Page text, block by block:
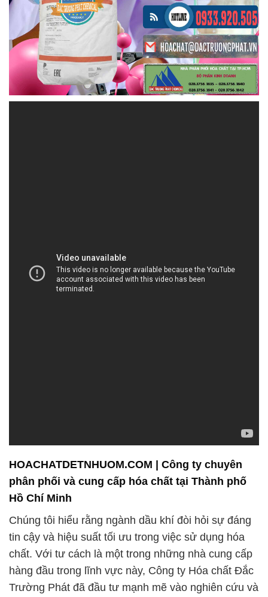
HOACHATDETNHUOM.COM | Công ty chuyên
phân phối và cung cấp hóa chất tại Thành phố
Hồ Chí Minh
Chúng tôi hiểu rằng ngành dầu khí đòi hỏi sự đáng
tin cậy và hiệu suất tối ưu trong việc sử dụng hóa
chất. Với tư cách là một trong những nhà cung cấp
hàng đầu trong lĩnh vực này, Công ty Hóa chất Đắc
Trường Phát đã đầu tư mạnh mẽ vào nghiên cứu và